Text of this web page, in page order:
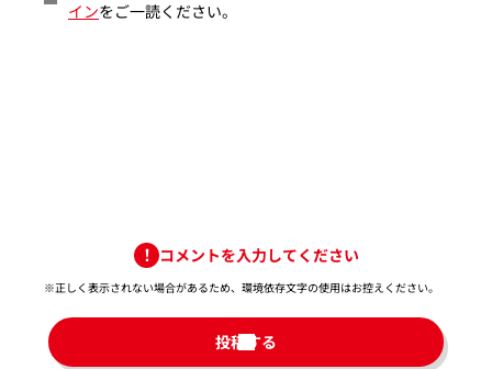
インをご一読ください。
コメントを入力してください
※正しく表示されない場合があるため、環境依存文字の使用はお控えください。​
投稿する